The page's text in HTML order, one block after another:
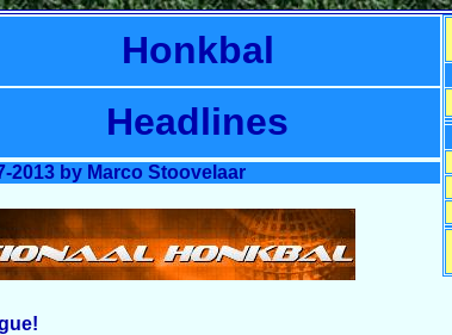
Honkbal
Headlines
2013 by Marco Stoovelaar